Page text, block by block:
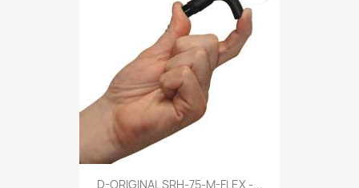
D-ORIGINAL SRH-75-M-FLEX -...